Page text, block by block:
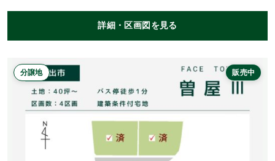
詳細・区画図を見る
分譲地 販売中